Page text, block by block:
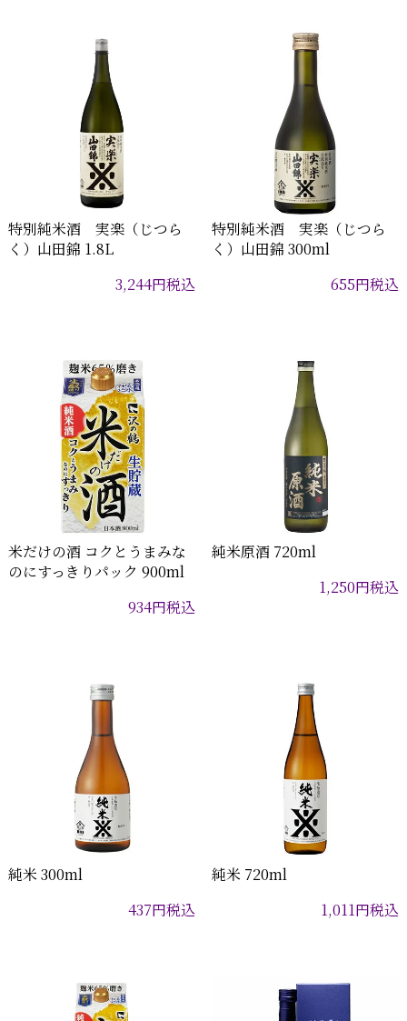
特別純米酒 実楽（じつら
く）山田錦 1.8L
3,244円税込
特別純米酒 実楽（じつら
く）山田錦 300ml
655円税込
米だけの酒 コクとうまみな
のにすっきりパック 900ml
934円税込
純米原酒 720ml
1,250円税込
純米 300ml
437円税込
純米 720ml
1,011円税込